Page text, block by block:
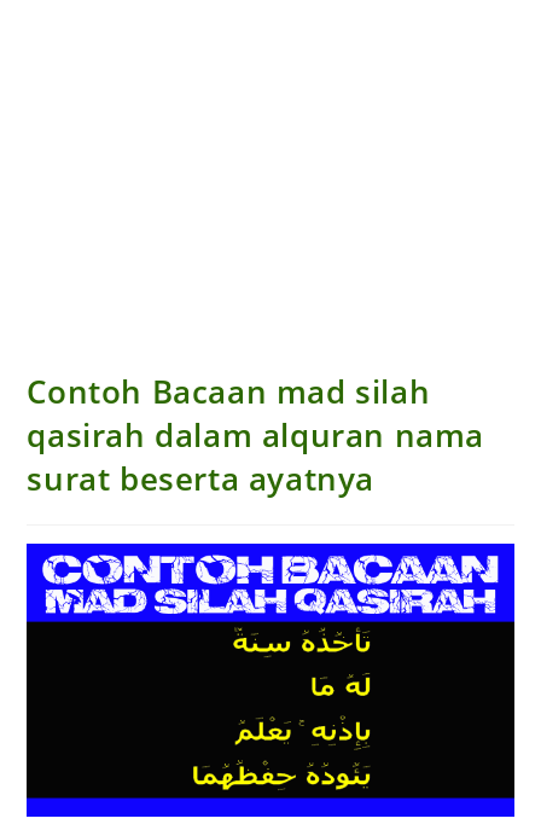
Contoh Bacaan mad silah
qasirah dalam alquran nama
surat beserta ayatnya